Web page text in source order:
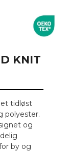
KNIT
tidløst
polyester.
og
by og